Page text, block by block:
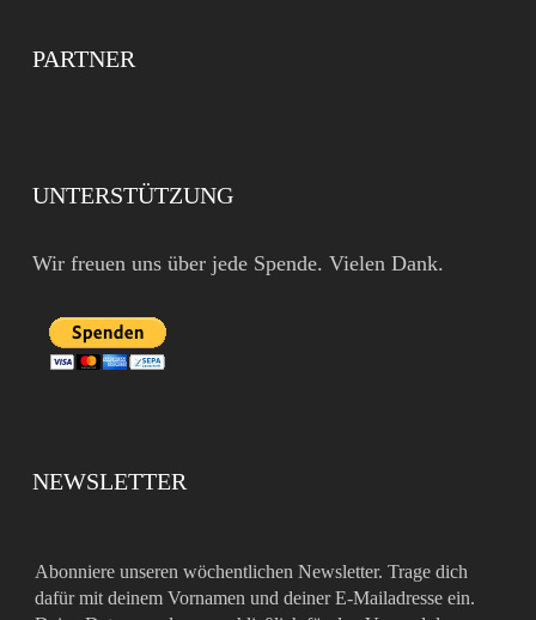
PARTNER
UNTERSTÜTZUNG
Wir freuen uns über jede Spende. Vielen Dank.
NEWSLETTER
Abonniere unseren wöchentlichen Newsletter. Trage dich
dafür mit deinem Vornamen und deiner E-Mailadresse ein.